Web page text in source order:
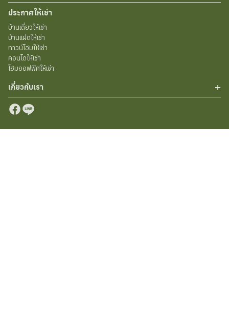
ประกาศให้เช่า
บ้านเดี่ยวให้เช่า
บ้านแฝดให้เช่า
ทาวน์โฮมให้เช่า
คอนโดให้เช่า
โฮมออฟฟิศให้เช่า
เกี่ยวกับเรา